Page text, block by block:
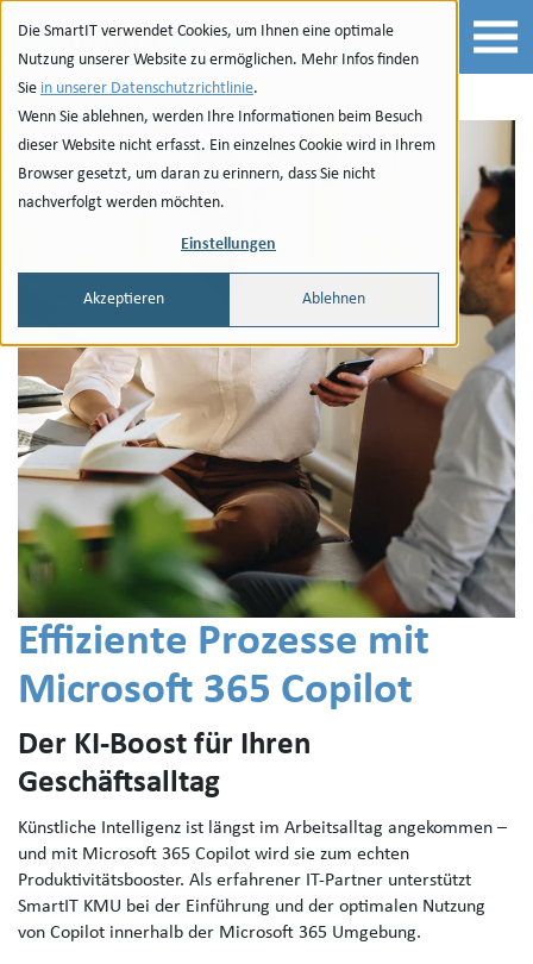
Die SmartIT verwendet Cookies, um Ihnen eine optimale
Nutzung unserer Website zu ermöglichen. Mehr Infos finden
Sie in unserer Datenschutzrichtlinie.
Wenn Sie ablehnen, werden Ihre Informationen beim Besuch
dieser Website nicht erfasst. Ein einzelnes Cookie wird in Ihrem
Browser gesetzt, um daran zu erinnern, dass Sie nicht
nachverfolgt werden möchten.
Einstellungen
Akzeptieren Ablehnen
Zur Navigation
zu den Quicklinks
Zur Suche
Zum Inhalt
Effiziente Prozesse mit
Microsoft 365 Copilot
Der KI-Boost für Ihren
Geschäftsalltag
Künstliche Intelligenz ist längst im Arbeitsalltag angekommen –
und mit Microsoft 365 Copilot wird sie zum echten
Produktivitätsbooster. Als erfahrener IT-Partner unterstützt
SmartIT KMU bei der Einführung und der optimalen Nutzung
von Copilot innerhalb der Microsoft 365 Umgebung.